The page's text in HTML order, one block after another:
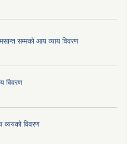
सम्मको आय व्याय विवरण
विवरण
विवरण